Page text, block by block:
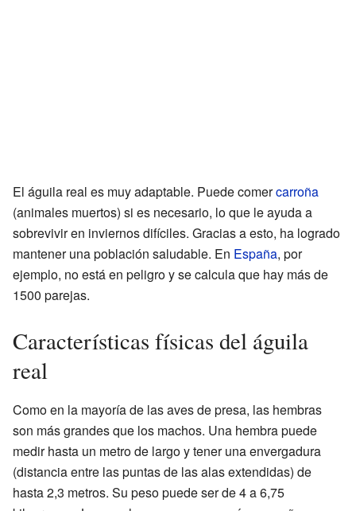
El águila real es muy adaptable. Puede comercarroña
(animales muertos) si es necesario, lo que le ayuda a
sobrevivir en inviernos difíciles. Gracias a esto, ha logrado
mantener una población saludable. En España, por
ejemplo, no está en peligro y se calcula que hay más de
1500 parejas.
Características físicas del águila
real
Como en la mayoría de las aves de presa, las hembras
son más grandes que los machos. Una hembra puede
medir hasta un metro de largo y tener una envergadura
(distancia entre las puntas de las alas extendidas) de
hasta 2,3 metros. Su peso puede ser de 4 a 6,75